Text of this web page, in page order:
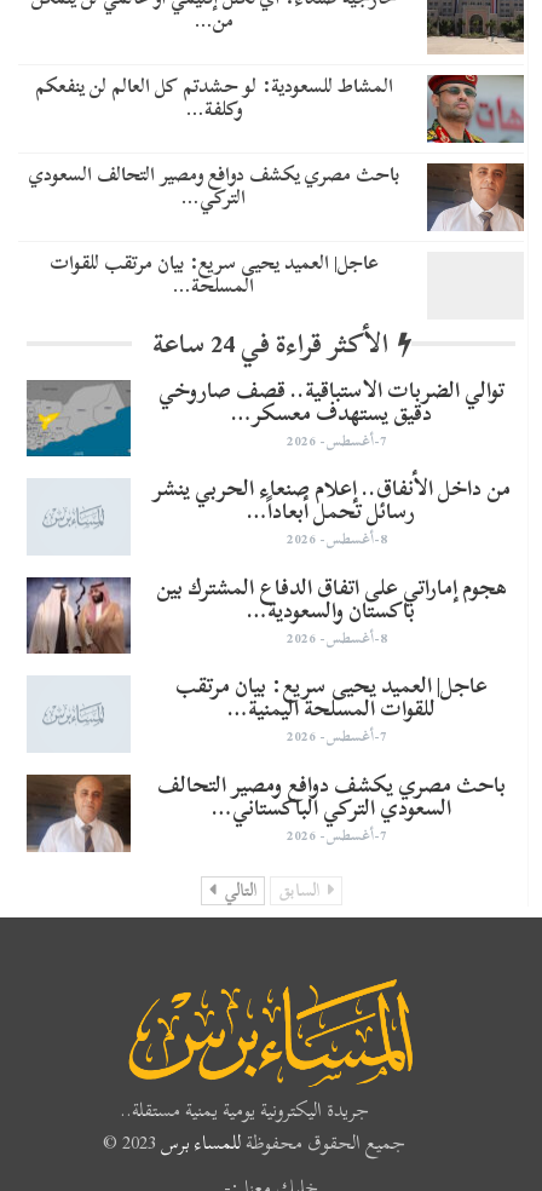
من…
المشاط للسعودية: لو حشدتم كل العالم لن ينفعكم
وكلفة…
باحث مصري يكشف دوافع ومصير التحالف السعودي
التركي…
عاجل| العميد يحيى سريع: بيان مرتقب للقوات
المسلحة…
الأكثر قراءة في 24 ساعة
توالي الضربات الاستباقية.. قصف صاروخي
دقيق يستهدف معسكر…
7-أغسطس- 2026
من داخل الأنفاق.. إعلام صنعاء الحربي ينشر
رسائل تحمل أبعاداً…
8-أغسطس- 2026
هجوم إماراتي على اتفاق الدفاع المشترك بين
باكستان والسعودية…
8-أغسطس- 2026
عاجل| العميد يحيى سريع: بيان مرتقب
للقوات المسلحة اليمنية…
7-أغسطس- 2026
باحث مصري يكشف دوافع ومصير التحالف
السعودي التركي الباكستاني…
7-أغسطس- 2026
السابق التالي
جريدة اليكترونية يومية يمنية مستقلة..
جميع الحقوق محفوظةللمساء برس